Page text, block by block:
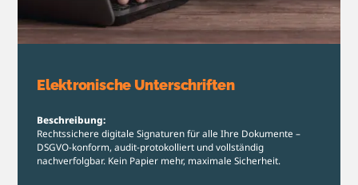
Elektronische Unterschriften
Beschreibung:
Rechtssichere digitale Signaturen für alle Ihre Dokumente –
DSGVO-konform, audit-protokolliert und vollständig
nachverfolgbar. Kein Papier mehr, maximale Sicherheit.